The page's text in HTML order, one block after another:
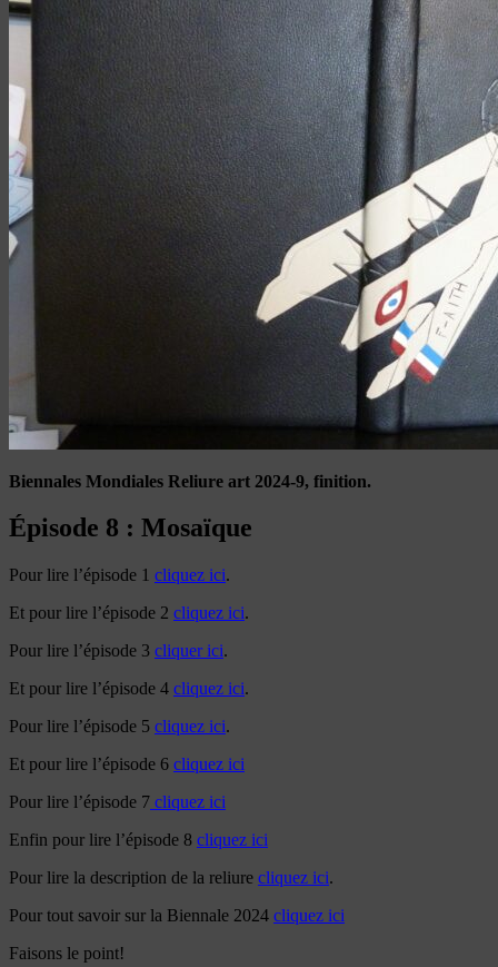
Biennales Mondiales Reliure art 2024-9, finition.
Épisode 8 : Mosaïque
Pour lire l’épisode 1 cliquez ici.
Et pour lire l’épisode 2 cliquez ici.
Pour lire l’épisode 3 cliquer ici.
Et pour lire l’épisode 4 cliquez ici.
Pour lire l’épisode 5 cliquez ici.
Et pour lire l’épisode 6 cliquez ici
Pour lire l’épisode 7 cliquez ici
Enfin pour lire l’épisode 8 cliquez ici
Pour lire la description de la reliure cliquez ici.
Pour tout savoir sur la Biennale 2024 cliquez ici
Faisons le point!